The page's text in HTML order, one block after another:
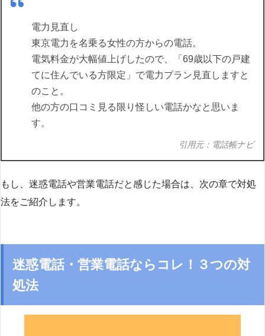
電力見直し
東京電力を名乗る女性の方からの電話。
電気料金が大幅値上げしたので、「69歳以下の戸建
てに住んでいる方限定」で電力プラン見直しますと
のこと。
他の方の口コミ見る限り怪しい電話かなと思いま
す。
引用元：電話帳ナビ
もし、迷惑電話や営業電話だと感じた場合は、次の章で対処
法をご紹介します。
迷惑電話・営業電話ならコレ！３つの対
処法